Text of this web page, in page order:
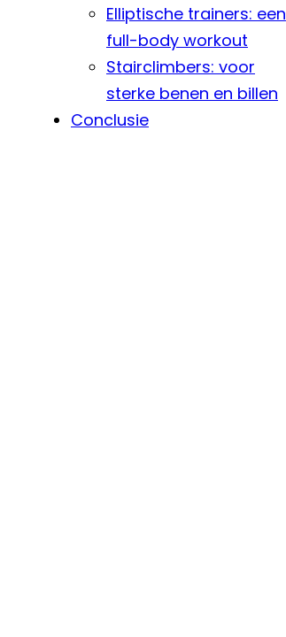
Elliptische trainers: een
full-body workout
Stairclimbers: voor
sterke benen en billen
Conclusie